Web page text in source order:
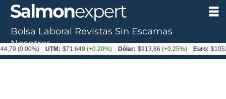
Bolsa Laboral Revistas Sin Escamas
Nosotros
UTM: $71.649(+0.20%) Dólar: $913,86(+0.25%) Euro: $1053,08(-